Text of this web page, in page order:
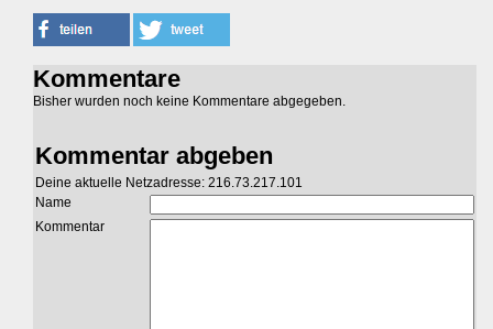
Kommentare
Bisher wurden noch keine Kommentare abgegeben.
Kommentar abgeben
Deine aktuelle Netzadresse: 216.73.217.101
Name
Kommentar